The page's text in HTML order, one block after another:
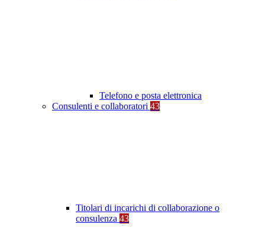
Telefono e posta elettronica
Consulenti e collaboratori 43
Titolari di incarichi di collaborazione o
consulenza 43